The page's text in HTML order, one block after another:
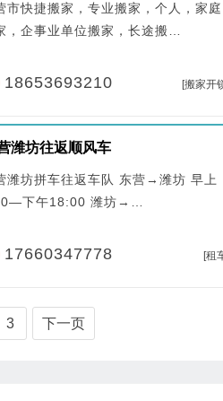
市快捷搬家，专业搬家，个人，家庭
，企事业单位搬家，长途搬…
18653693210 [搬家开
潍坊往返顺风车
潍坊拼车往返车队 东营→潍坊 早上
下午18:00 潍坊→…
17660347778 [租
3 下一页